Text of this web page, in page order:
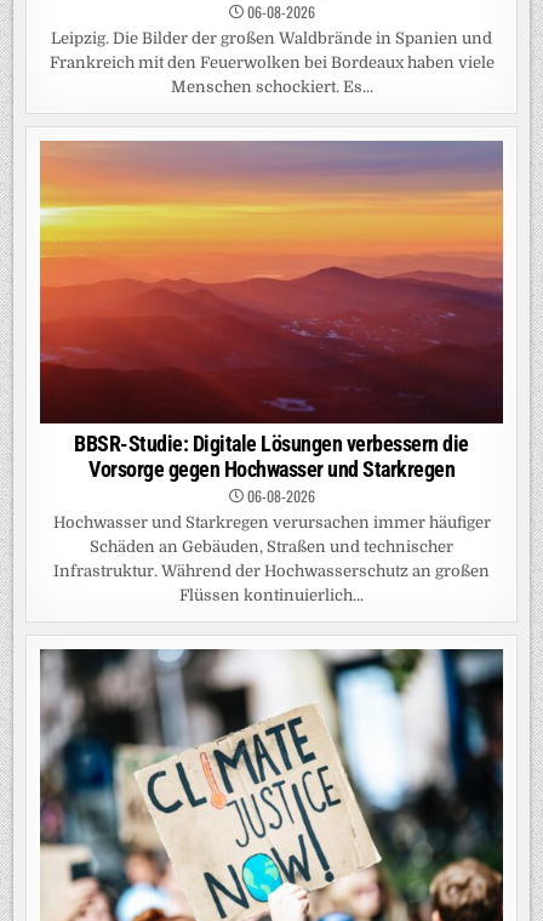
06-08-2026
Leipzig. Die Bilder der großen Waldbrände in Spanien und
Frankreich mit den Feuerwolken bei Bordeaux haben viele
Menschen schockiert. Es...
BBSR-Studie: Digitale Lösungen verbessern die
Vorsorge gegen Hochwasser und Starkregen
06-08-2026
Hochwasser und Starkregen verursachen immer häufiger
Schäden an Gebäuden, Straßen und technischer
Infrastruktur. Während der Hochwasserschutz an großen
Flüssen kontinuierlich...